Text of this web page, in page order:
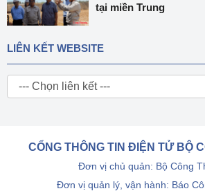
tại miền Trung
LIÊN KẾT WEBSITE
CỔNG THÔNG TIN ĐIỆN TỬ BỘ
Đơn vị chủ quản: Bộ Công
Đơn vị quản lý, vận hành: Báo